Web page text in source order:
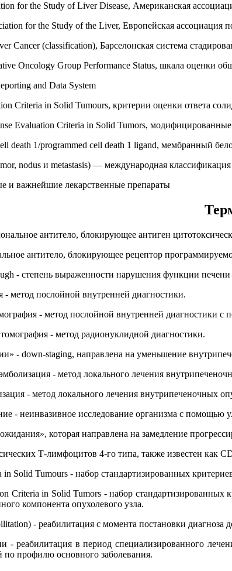
for the Study of Liver Disease, Американская
for the Study of the Liver, Европейская ассоциация
Cancer (classification), Барселонская система
Oncology Group Performance Status, шкала оценки
and Data System
Criteria in Solid Tumours, критерии оценки ответа
Evaluation Criteria in Solid Tumors,
death 1/programmed cell death 1 ligand, мембранный
nodus и metastasis) — международная
и важнейшие лекарственные препараты
антитело, блокирующее антиген
антитело, блокирующее рецептор
- степень выраженности нарушения функции
метод послойной внутренней диагностики.
- метод послойной внутренней диагностики с
- метод радионуклидной диагностики.
- down-staging, направлена на уменьшение
- метод локального лечения
- метод локального лечения внутрипеченочных
- неинвазивное исследование организма с помощью
которая направлена на замедление
Т-лимфоцитов 4-го типа, также известен как
in Solid Tumours - набор стандартизированных
Criteria in Solid Tumors - набор
компонента опухолевого узла.
- реабилитация с момента постановки диагноза
- реабилитация в период специализированного
профилю основного заболевания.